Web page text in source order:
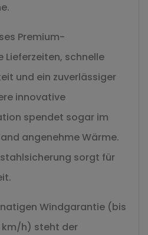
Premium-
Lieferzeiten, schnelle
und ein zuverlässiger
innovative
spendet sogar im
angenehme Wärme.
sorgt für
Windgarantie (bis
km/h) steht der